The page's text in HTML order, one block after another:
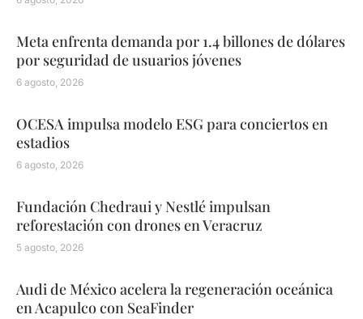
Meta enfrenta demanda por 1.4 billones de dólares
por seguridad de usuarios jóvenes
6 agosto, 2026
OCESA impulsa modelo ESG para conciertos en
estadios
6 agosto, 2026
Fundación Chedraui y Nestlé impulsan
reforestación con drones en Veracruz
5 agosto, 2026
Audi de México acelera la regeneración oceánica
en Acapulco con SeaFinder